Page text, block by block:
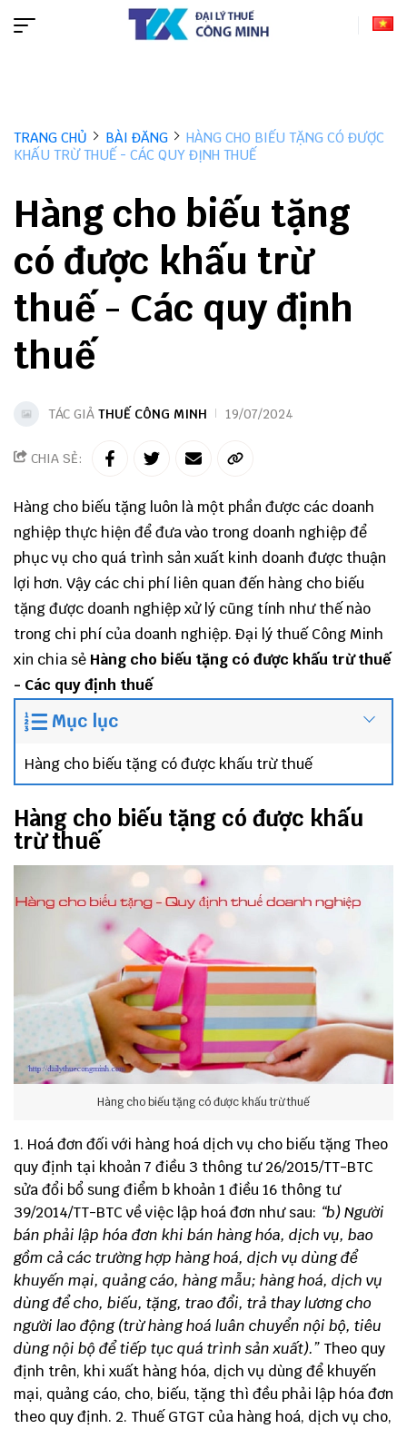
TRANG CHỦ BÀI ĐĂNG
HÀNG CHO BIẾU TẶNG CÓ ĐƯỢC
KHẤU TRỪ THUẾ - CÁC QUY ĐỊNH THUẾ
Hàng cho biếu tặng
có được khấu trừ
thuế - Các quy định
thuế
TÁC GIẢ THUẾ CÔNG MINH 19/07/2024
CHIA SẺ:
Hàng cho biếu tặng luôn là một phần được các doanh
nghiệp thực hiện để đưa vào trong doanh nghiệp để
phục vụ cho quá trình sản xuất kinh doanh được thuận
lợi hơn. Vậy các chi phí liên quan đến hàng cho biếu
tặng được doanh nghiệp xử lý cũng tính như thế nào
trong chi phí của doanh nghiệp. Đại lý thuế Công Minh
xin chia sẻ Hàng cho biếu tặng có được khấu trừ thuế
- Các quy định thuế
Mục lục
Hàng cho biếu tặng có được khấu trừ thuế
Hàng cho biếu tặng có được khấu
trừ thuế
Hàng cho biếu tặng có được khấu trừ thuế
1. Hoá đơn đối với hàng hoá dịch vụ cho biếu tặng Theo
quy định tại khoản 7 điều 3 thông tư 26/2015/TT-BTC
sửa đổi bổ sung điểm b khoản 1 điều 16 thông tư
39/2014/TT-BTC về việc lập hoá đơn như sau: “b) Người
bán phải lập hóa đơn khi bán hàng hóa, dịch vụ, bao
gồm cả các trường hợp hàng hoá, dịch vụ dùng để
khuyến mại, quảng cáo, hàng mẫu; hàng hoá, dịch vụ
dùng để cho, biếu, tặng, trao đổi, trả thay lương cho
người lao động (trừ hàng hoá luân chuyển nội bộ, tiêu
dùng nội bộ để tiếp tục quá trình sản xuất).” Theo quy
định trên, khi xuất hàng hóa, dịch vụ dùng để khuyến
mại, quảng cáo, cho, biếu, tặng thì đều phải lập hóa đơn
theo quy định. 2. Thuế GTGT của hàng hoá, dịch vụ cho,